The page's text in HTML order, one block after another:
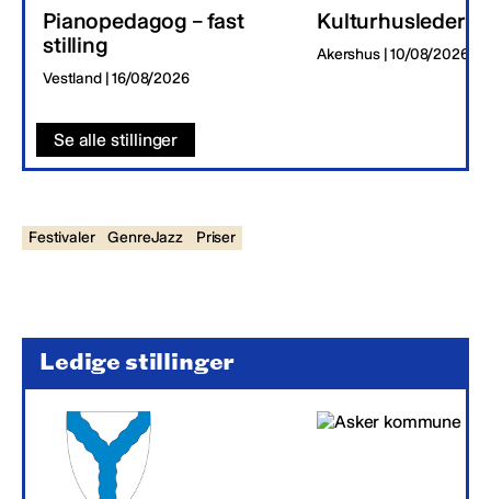
Pianopedagog – fast
stilling
Vestland | 16/08/2026
Kulturhusleder
Akershus | 10/08/2026
Se alle stillinger
Festivaler GenreJazz Priser
Ledige stillinger